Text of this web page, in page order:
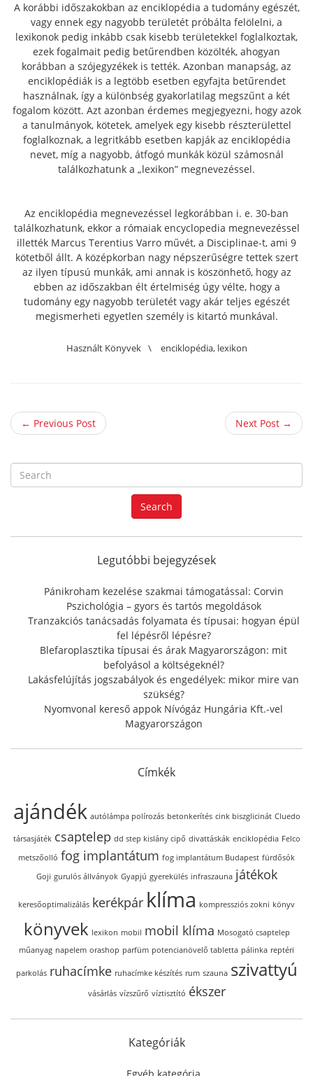
A korábbi időszakokban az enciklopédia a tudomány egészét,
vagy ennek egy nagyobb területét próbálta felölelni, a
lexikonok pedig inkább csak kisebb területekkel foglalkoztak,
ezek fogalmait pedig betűrendben közölték, ahogyan
korábban a szójegyzékek is tették. Azonban manapság, az
enciklopédiák is a legtöbb esetben egyfajta betűrendet
használnak, így a különbség gyakorlatilag megszűnt a két
fogalom között. Azt azonban érdemes megjegyezni, hogy azok
a tanulmányok, kötetek, amelyek egy kisebb részterülettel
foglalkoznak, a legritkább esetben kapják az enciklopédia
nevet, míg a nagyobb, átfogó munkák közül számosnál
találkozhatunk a „lexikon” megnevezéssel.
Az enciklopédia megnevezéssel legkorábban i. e. 30-ban
találkozhatunk, ekkor a rómaiak encyclopedia megnevezéssel
illették Marcus Terentius Varro művét, a Disciplinae-t, ami 9
kötetből állt. A középkorban nagy népszerűségre tettek szert
az ilyen típusú munkák, ami annak is köszönhető, hogy az
ebben az időszakban élt értelmiség úgy vélte, hogy a
tudomány egy nagyobb területét vagy akár teljes egészét
megismerheti egyetlen személy is kitartó munkával.
Használt Könyvek \ enciklopédia, lexikon
← Previous Post Next Post →
e
r
f
r
:
Search
Legutóbbi bejegyzések
Pánikroham kezelése szakmai támogatással: Corvin
Pszichológia – gyors és tartós megoldások
Tranzakciós tanácsadás folyamata és típusai: hogyan épül
fel lépésről lépésre?
Blefaroplasztika típusai és árak Magyarországon: mit
befolyásol a költségeknél?
Lakásfelújítás jogszabályok és engedélyek: mikor mire van
szükség?
Nyomvonal kereső appok Nívógáz Hungária Kft.-vel
Magyarországon
Címkék
ajándék autólámpa polírozás betonkerítés cink biszglicinát Cluedo
társasjáték csaptelep dd step kislány cipő divattáskák enciklopédia Felco
metszőolló fog implantátum fog implantátum Budapest fürdősók
Goji gurulós állványok Gyapjú gyerekülés infraszauna játékok
keresőoptimalizálás kerékpár klíma kompressziós zokni könyv
könyvek lexikon mobil mobil klíma Mosogató csaptelep
műanyag napelem orashop parfüm potencianövelő tabletta pálinka reptéri
parkolás ruhacímke ruhacímke készítés rum szauna szivattyú
vásárlás vízszűrő víztisztító ékszer
Kategóriák